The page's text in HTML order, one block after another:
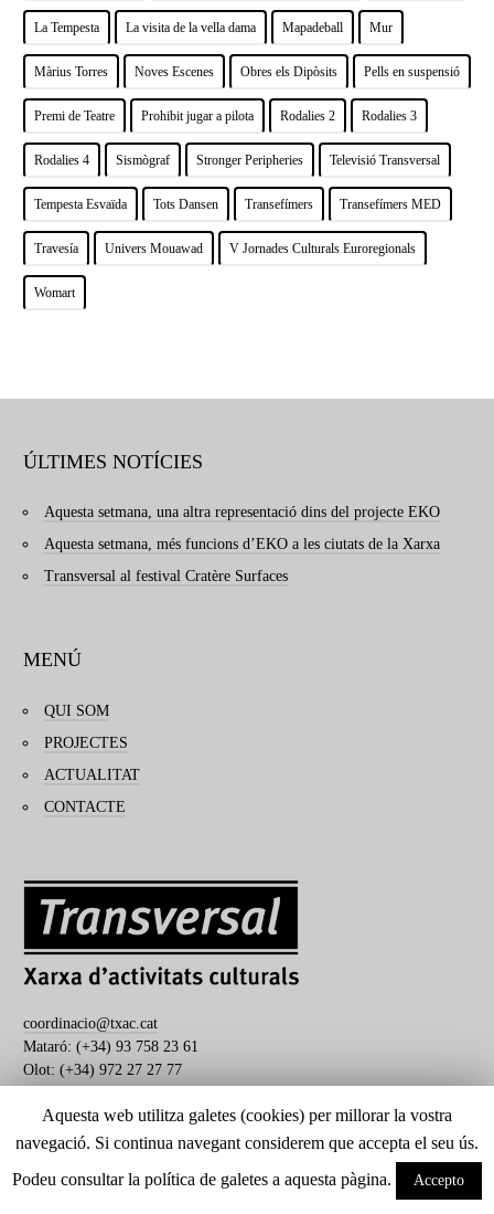
La Tempesta La visita de la vella dama Mapadeball Mur
Màrius Torres Noves Escenes Obres els Dipòsits Pells en suspensió
Premi de Teatre Prohibit jugar a pilota Rodalies 2 Rodalies 3
Rodalies 4 Sismògraf Stronger Peripheries Televisió Transversal
Tempesta Esvaïda Tots Dansen Transefímers Transefímers MED
Travesía Univers Mouawad V Jornades Culturals Euroregionals
Womart
ÚLTIMES NOTÍCIES
Aquesta setmana, una altra representació dins del projecte EKO
Aquesta setmana, més funcions d’EKO a les ciutats de la Xarxa
Transversal al festival Cratère Surfaces
MENÚ
QUI SOM
PROJECTES
ACTUALITAT
CONTACTE
coordinacio@txac.cat
Mataró: (+34) 93 758 23 61
Olot: (+34) 972 27 27 77
Transversal. Xarxa d'activitats culturals
Aquesta web utilitza galetes (cookies) per millorar la vostra
navegació. Si continua navegant considerem que accepta el seu ús.
Podeu consultar la política de galetes a aquesta pàgina.
Accepto